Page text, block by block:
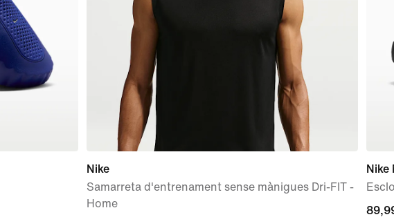
Nike
Samarreta d'entrenament sense mànigues Dri-FIT -
Home
Nike